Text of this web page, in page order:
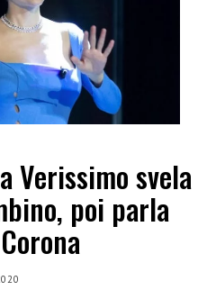
Verissimo svela
poi parla